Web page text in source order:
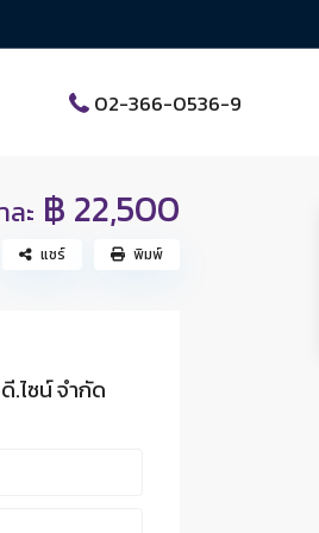
02-366-0536-9
ละ ฿ 22,500
แชร์ พิมพ์
.ไซน์ จํากัด